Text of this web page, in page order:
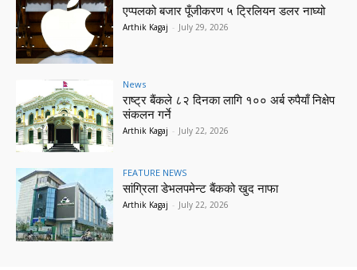
एप्पलको बजार पूँजीकरण ५ ट्रिलियन डलर नाघ्यो
Arthik Kagaj - July 29, 2026
News
राष्ट्र बैंकले ८२ दिनका लागि १०० अर्ब रुपैयाँ निक्षेप
संकलन गर्ने
Arthik Kagaj - July 22, 2026
FEATURE NEWS
सांग्रिला डेभलपमेन्ट बैंकको खुद नाफा
Arthik Kagaj - July 22, 2026